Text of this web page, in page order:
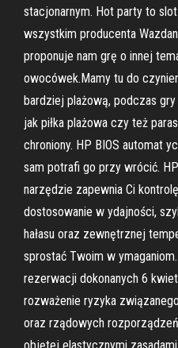
stacjonarnym. Hot party to
wszystkim producenta
proponuje nam grę o innej
owocówek.Mamy tu do
bardziej plażową, podczas
jak piłka plażowa czy też
chroniony. HP BIOS automat
sam potrafi go przy wrócić.
narzędzie zapewnia Ci
dostosowanie w ydajności,
hałasu oraz zewnętrznej
sprostać Twoim w
rezerwacji dokonanych 6
rozważenie ryzyka
oraz rządowych